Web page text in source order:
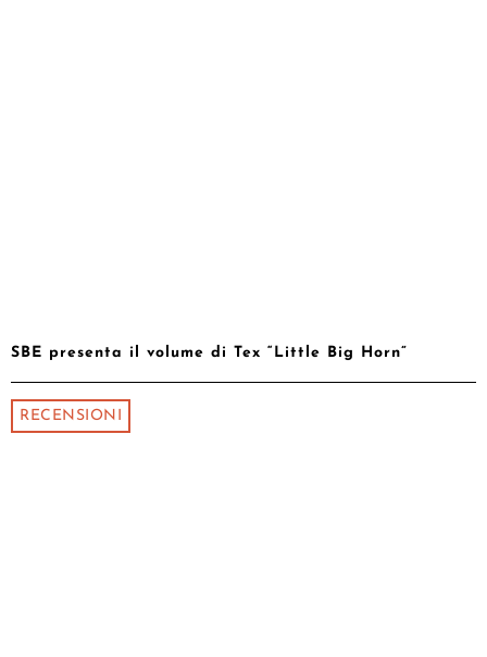
SBE presenta il volume di Tex “Little Big Horn”
RECENSIONI